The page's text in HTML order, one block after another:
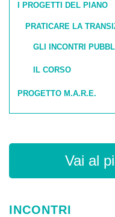
I PROGETTI DEL PIANO
PRATICARE LA
GLI INCONTRI
IL CORSO
PROGETTO M.A.R.E.
Vai al
INCONTRI